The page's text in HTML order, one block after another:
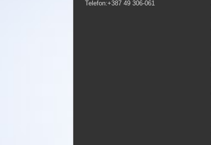
Telefon:+387 49 306-061